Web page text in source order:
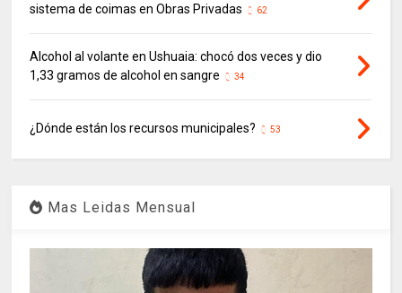
sistema de coimas en Obras Privadas
62
Alcohol al volante en Ushuaia: chocó dos veces y dio
1,33 gramos de alcohol en sangre
34
¿Dónde están los recursos municipales? 53
Mas Leidas Mensual